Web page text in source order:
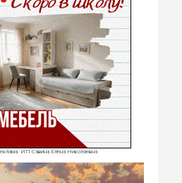
ИП Савина Елена Николаевна